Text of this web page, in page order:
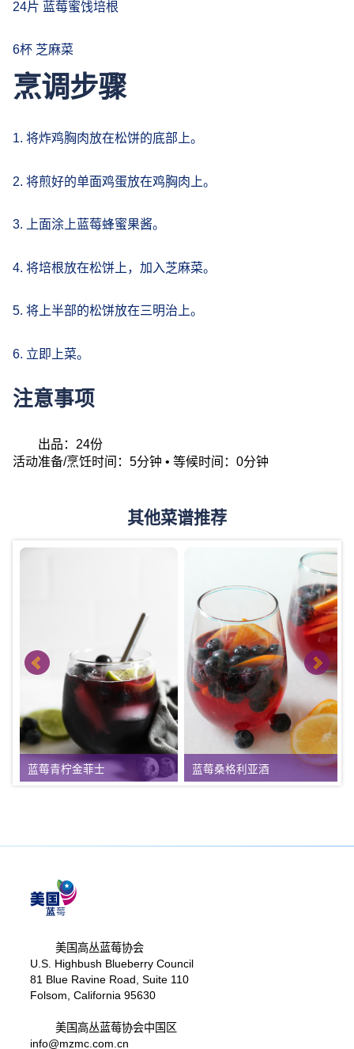
24片 蓝莓蜜饯培根
6杯 芝麻菜
烹调步骤
1. 将炸鸡胸肉放在松饼的底部上。
2. 将煎好的单面鸡蛋放在鸡胸肉上。
3. 上面涂上蓝莓蜂蜜果酱。
4. 将培根放在松饼上，加入芝麻菜。
5. 将上半部的松饼放在三明治上。
6. 立即上菜。
注意事项
出品：24份
活动准备/烹饪时间：5分钟 • 等候时间：0分钟
其他菜谱推荐
蓝莓青柠金菲士 蓝莓桑格利亚酒
美国高丛蓝莓协会
U.S. Highbush Blueberry Council
81 Blue Ravine Road, Suite 110
Folsom, California 95630
美国高丛蓝莓协会中国区
info@mzmc.com.cn